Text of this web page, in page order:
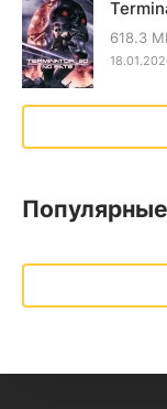
618.3
X4:
13.73
13 ГБ
Популярные